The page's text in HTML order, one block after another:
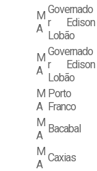
M
A
Governado
r Edison
Lobão
M
A
Governado
r Edison
Lobão
M
A
Porto
Franco
M
A
Bacabal
M
A
Caxias